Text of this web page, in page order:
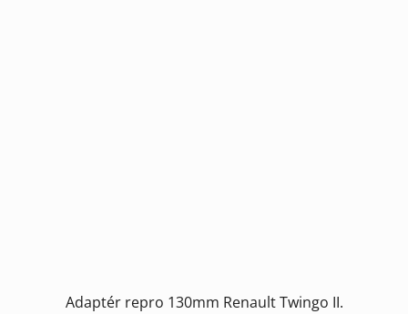
Adaptér repro 130mm Renault Twingo II.